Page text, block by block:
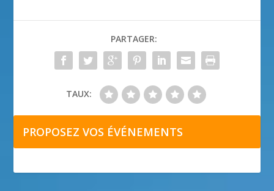
PARTAGER:
TAUX:
PROPOSEZ VOS ÉVÉNEMENTS